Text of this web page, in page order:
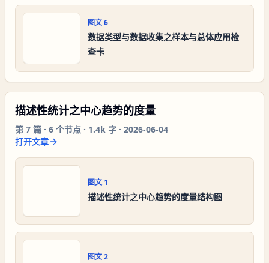
图文6
数据类型与数据收集之样本与总体应用检
查卡
描述性统计之中心趋势的度量
第 7 篇 · 6 个节点 · 1.4k 字 · 2026-06-04
打开文章
图文 1
描述性统计之中心趋势的度量结构图
图文2